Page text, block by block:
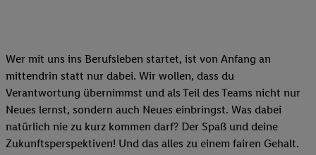
Wer mit uns ins Berufsleben startet, ist von Anfang an
mittendrin statt nur dabei. Wir wollen, dass du
Verantwortung übernimmst und als Teil des Teams nicht nur
Neues lernst, sondern auch Neues einbringst. Was dabei
natürlich nie zu kurz kommen darf? Der Spaß und deine
Zukunftsperspektiven! Und das alles zu einem fairen Gehalt.